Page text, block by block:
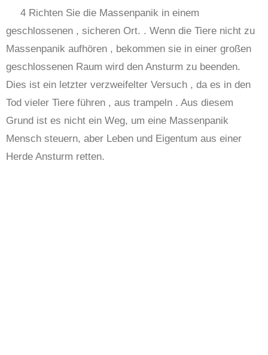
4 Richten Sie die Massenpanik in einem
geschlossenen , sicheren Ort. . Wenn die Tiere nicht zu
Massenpanik aufhören , bekommen sie in einer großen
geschlossenen Raum wird den Ansturm zu beenden.
Dies ist ein letzter verzweifelter Versuch , da es in den
Tod vieler Tiere führen , aus trampeln . Aus diesem
Grund ist es nicht ein Weg, um eine Massenpanik
Mensch steuern, aber Leben und Eigentum aus einer
Herde Ansturm retten.